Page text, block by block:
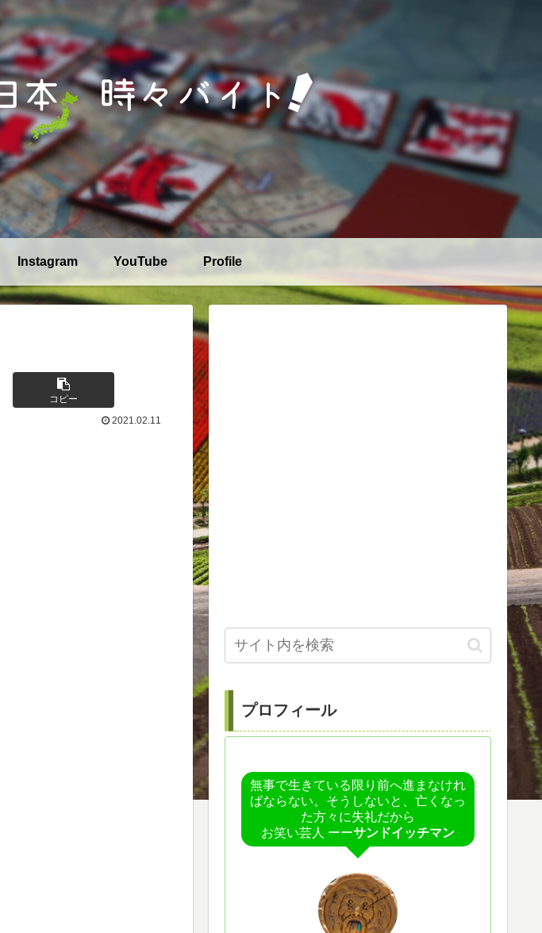
Instagram YouTube Profile
コピー
2021.02.11
プロフィール
無事で生きている限り前へ進まなけれ
ばならない。そうしないと、亡くなっ
た方々に失礼だから
お笑い芸人 ーーサンドイッチマン